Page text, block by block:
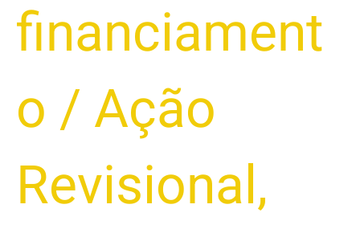
financiament
o / Ação
Revisional ,